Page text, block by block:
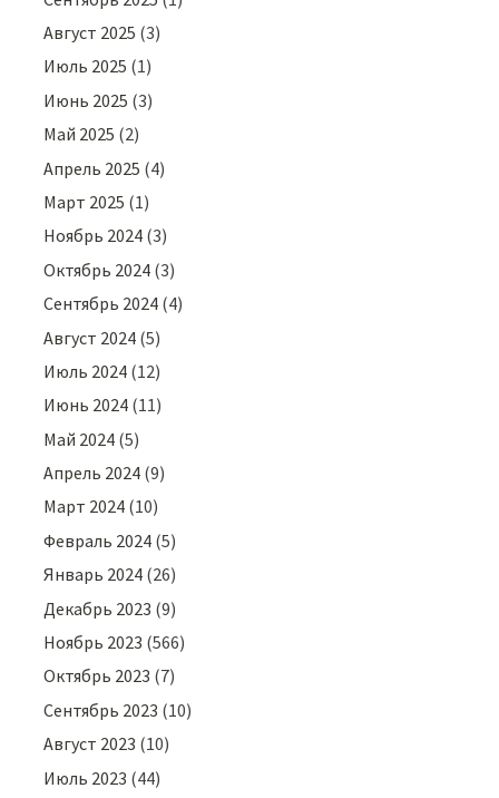
Август 2025 (3)
Июль 2025 (1)
Июнь 2025 (3)
Май 2025 (2)
Апрель 2025 (4)
Март 2025 (1)
Ноябрь 2024 (3)
Октябрь 2024 (3)
Сентябрь 2024 (4)
Август 2024 (5)
Июль 2024 (12)
Июнь 2024 (11)
Май 2024 (5)
Апрель 2024 (9)
Март 2024 (10)
Февраль 2024 (5)
Январь 2024 (26)
Декабрь 2023 (9)
Ноябрь 2023 (566)
Октябрь 2023 (7)
Сентябрь 2023 (10)
Август 2023 (10)
Июль 2023 (44)